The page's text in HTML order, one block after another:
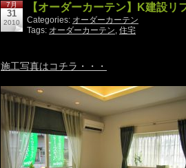
7月
31
2010
【オーダーカーテン】K建設リ
Categories: オーダーカーテン
Tags: オーダーカーテン 住宅
施工写真はコチラ・・・